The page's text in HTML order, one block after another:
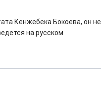
Кенжебека Бокоева, он не
на русском